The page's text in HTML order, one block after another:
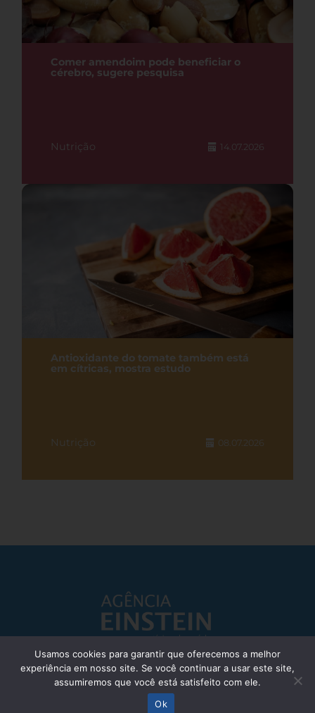
Comer amendoim pode beneficiar o
cérebro, sugere pesquisa
Nutrição 14.07.2026
Antioxidante do tomate também está
em cítricas, mostra estudo
Nutrição 08.07.2026
Responsável Técnico: Dr. Eliezer Silva - CRM: 85148-SP
© Einstein Hospital Israelita 2025 - Todos os direitos reservados
Usamos cookies para garantir que oferecemos a melhor
experiência em nosso site. Se você continuar a usar este site,
assumiremos que você está satisfeito com ele.
Ok